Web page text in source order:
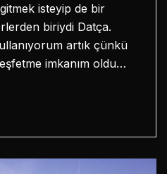
isteyip de bir
biriydi Datça.
artık çünkü
imkanım oldu…